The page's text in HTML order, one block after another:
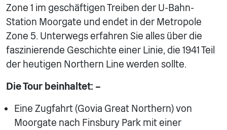
Zone 1 im geschäftigen Treiben der U-Bahn-
Station Moorgate und endet in der Metropole
Zone 5. Unterwegs erfahren Sie alles über die
faszinierende Geschichte einer Linie, die 1941 Teil
der heutigen Northern Line werden sollte.
Die Tour beinhaltet: –
Eine Zugfahrt (Govia Great Northern) von
Moorgate nach Finsbury Park mit einer